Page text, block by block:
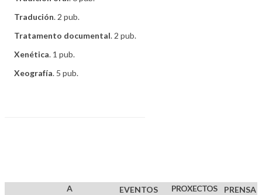
Tradución. 2 pub.
Tratamento documental. 2 pub.
Xenética. 1 pub.
Xeografía. 5 pub.
A
EVENTOS
PROXECTOS
PRENSA